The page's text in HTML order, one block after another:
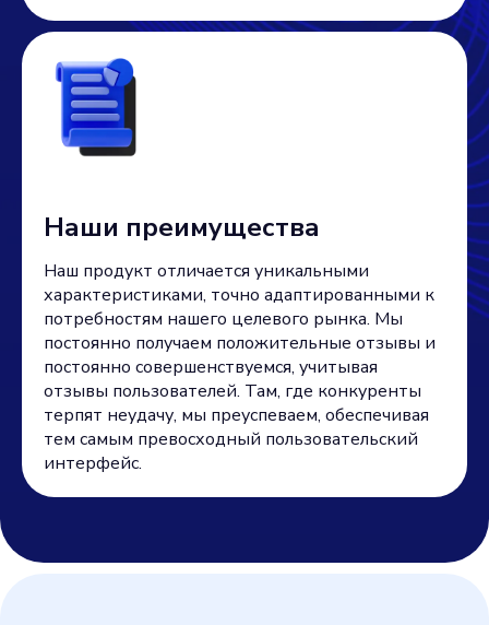
Наши преимущества
Наш продукт отличается уникальными
характеристиками, точно адаптированными к
потребностям нашего целевого рынка. Мы
постоянно получаем положительные отзывы и
постоянно совершенствуемся, учитывая
отзывы пользователей. Там, где конкуренты
терпят неудачу, мы преуспеваем, обеспечивая
тем самым превосходный пользовательский
интерфейс.